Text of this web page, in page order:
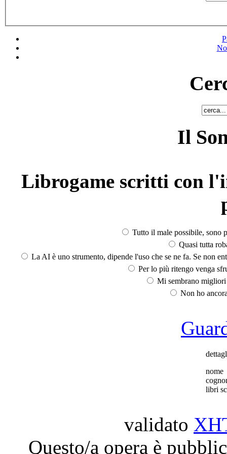
Il
Librogame scritti con
Tutto il male possibile, sono
Quasi tutta
La AI è uno strumento, dipende l'uso che se ne fa. Se non
Per lo più ritengo venga
Mi sembrano
Non ho
nome
libri
validato
Questo/a opera è